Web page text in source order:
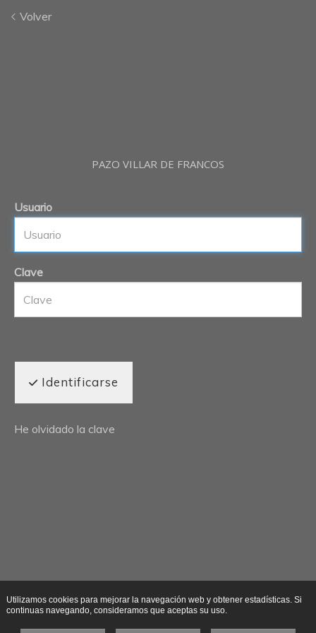
Volver
PAZO VILLAR DE FRANCOS
Usuario
Clave
Identificarse
He olvidado la clave
Utilizamos cookies para mejorar la navegación web y obtener estadísticas. Si
continuas navegando, consideramos que aceptas su uso.